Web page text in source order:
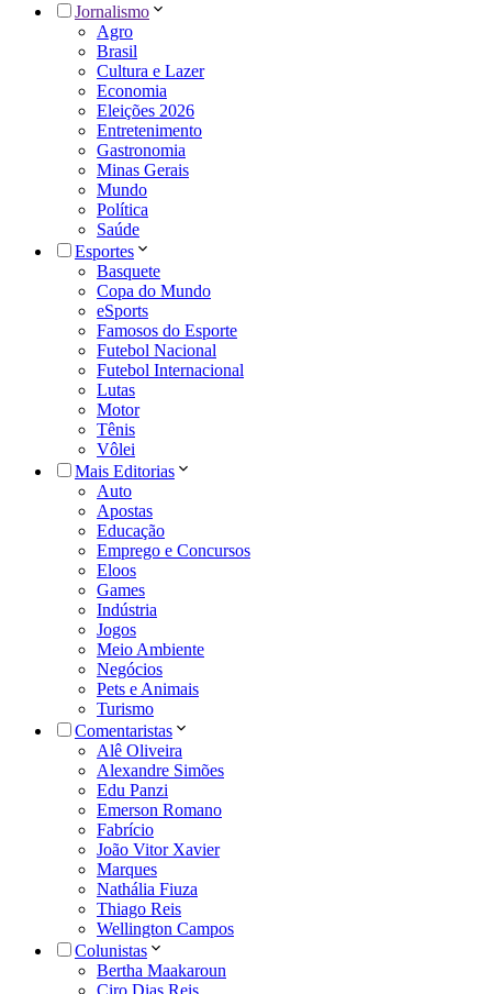
Jornalismo
Agro
Brasil
Cultura e Lazer
Economia
Eleições 2026
Entretenimento
Gastronomia
Minas Gerais
Mundo
Política
Saúde
Esportes
Basquete
Copa do Mundo
eSports
Famosos do Esporte
Futebol Nacional
Futebol Internacional
Lutas
Motor
Tênis
Vôlei
Mais Editorias
Auto
Apostas
Educação
Emprego e Concursos
Eloos
Games
Indústria
Jogos
Meio Ambiente
Negócios
Pets e Animais
Turismo
Comentaristas
Alê Oliveira
Alexandre Simões
Edu Panzi
Emerson Romano
Fabrício
João Vitor Xavier
Marques
Nathália Fiuza
Thiago Reis
Wellington Campos
Colunistas
Bertha Maakaroun
Ciro Dias Reis